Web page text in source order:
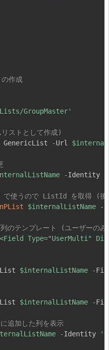
作成
GroupMaster'
ストとして作成)
GenericList -Url
-Identity
で使うので ListId を取得 (後
$internalListName -
のテンプレート (ユーザーの
Type="UserMulti"
List $internalListName -
List $internalListName -
追加した列を表示
-Identity '